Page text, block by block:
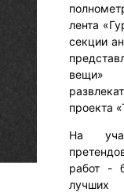
лента
секции
вещи»
проекта
На
работ -